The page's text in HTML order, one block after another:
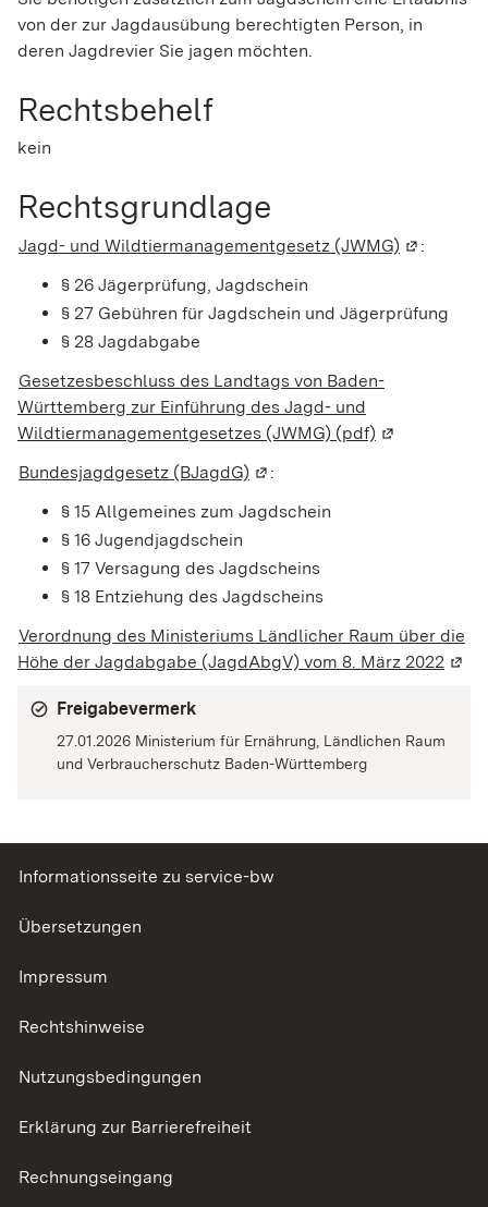
von der zur Jagdausübung berechtigten Person, in
deren Jagdrevier Sie jagen möchten.
Rechtsbehelf
kein
Rechtsgrundlage
Jagd- und Wildtiermanagementgesetz (JWMG) (Wird in
:
§ 26 Jägerprüfung, Jagdschein
§ 27 Gebühren für Jagdschein und Jägerprüfung
§ 28 Jagdabgabe
Gesetzesbeschluss des Landtags von Baden-
Württemberg zur Einführung des Jagd- und
Wildtiermanagementgesetzes (JWMG) (pdf) (Wird in
Bundesjagdgesetz (BJagdG) (Wird in einem neuen
:
§ 15 Allgemeines zum Jagdschein
§ 16 Jugendjagdschein
§ 17 Versagung des Jagdscheins
§ 18 Entziehung des Jagdscheins
Verordnung des Ministeriums Ländlicher Raum über die
Höhe der Jagdabgabe (JagdAbgV) vom 8. März 2022
Freigabevermerk
27.01.2026 Ministerium für Ernährung, Ländlichen Raum
und Verbraucherschutz Baden-Württemberg
Informationsseite zu service-bw
Übersetzungen
Impressum
Rechtshinweise
Nutzungsbedingungen
Erklärung zur Barrierefreiheit
Rechnungseingang